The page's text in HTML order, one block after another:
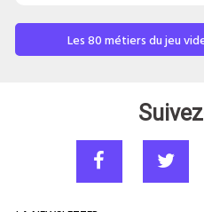
Les 80 métiers du jeu